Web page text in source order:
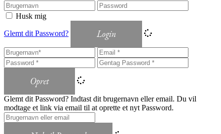
Husk mig
Glemt dit Password? Login
Opret
Glemt dit Password? Indtast dit brugernavn eller email. Du vil
modtage et link via email til at oprette et nyt Password.